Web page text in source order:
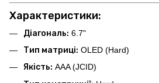
Характеристики:
Діагональ: 6.7"
Тип матриці: OLED (Hard)
Якість: AAA (JCID)